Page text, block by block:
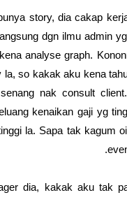
story, dia cakap
dgn ilmu admin
analyse graph.
la, so kakak aku kena
nak consult
kenaikan gaji yg
la. Sapa tak kagum
dia, kakak aku tak